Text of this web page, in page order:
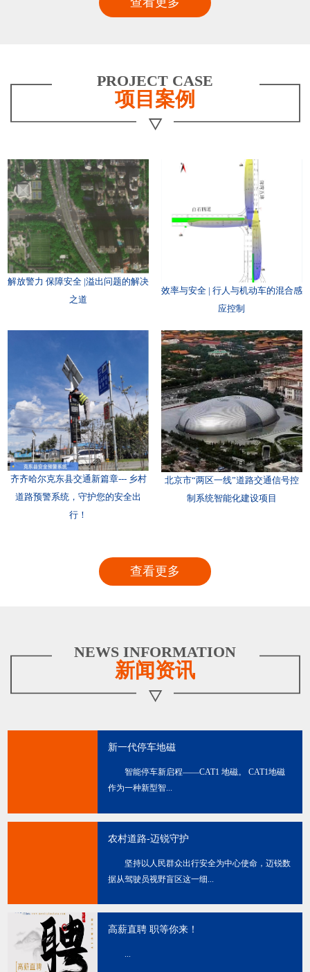
PROJECT CASE
项目案例
解放警力 保障安全 |溢出问题的解决
之道
效率与安全 | 行人与机动车的混合感
应控制
齐齐哈尔克东县交通新篇章--- 乡村
道路预警系统，守护您的安全出
行！
北京市“两区一线”道路交通信号控
制系统智能化建设项目
查看更多
NEWS INFORMATION
新闻资讯
新一代停车地磁
智能停车新启程——CAT1 地磁。 CAT1地磁
作为一种新型智...
农村道路-迈锐守护
坚持以人民群众出行安全为中心使命，迈锐数
据从驾驶员视野盲区这一细...
高薪直聘 职等你来！
...